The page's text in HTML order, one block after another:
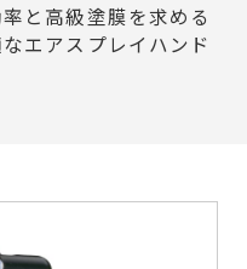
と高級塗膜を求める
エアスプレイハンド